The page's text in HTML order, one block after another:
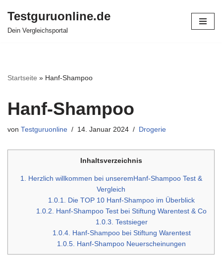
Zum
Testguruonline.de
Dein Vergleichsportal
Startseite » Hanf-Shampoo
Hanf-Shampoo
von Testguruonline 14. Januar 2024 Drogerie
Inhaltsverzeichnis
1. Herzlich willkommen bei unseremHanf-Shampoo Test &
Vergleich
1.0.1. Die TOP 10 Hanf-Shampoo im Überblick
1.0.2. Hanf-Shampoo Test bei Stiftung Warentest & Co
1.0.3. Testsieger
1.0.4. Hanf-Shampoo bei Stiftung Warentest
1.0.5. Hanf-Shampoo Neuerscheinungen